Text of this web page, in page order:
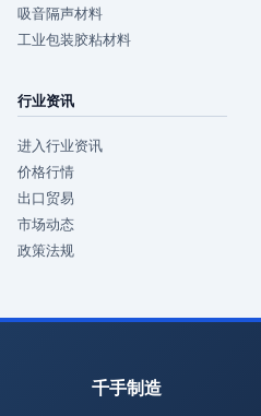
吸音隔声材料
工业包装胶粘材料
行业资讯
进入行业资讯
价格行情
出口贸易
市场动态
政策法规
千手制造